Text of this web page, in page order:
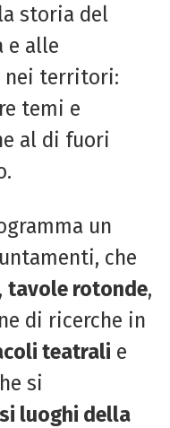
storia del
e alle
nei territori:
temi e
al di fuori
un
che
, tavole rotonde,
di ricerche in
teatrali e
si
luoghi della